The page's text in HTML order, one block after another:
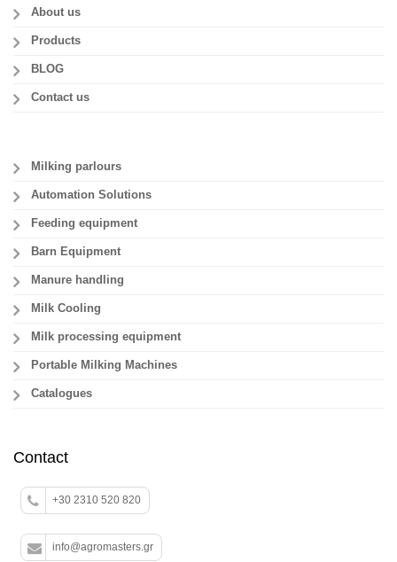
About us
Products
BLOG
Contact us
Milking parlours
Automation Solutions
Feeding equipment
Barn Equipment
Manure handling
Milk Cooling
Milk processing equipment
Portable Milking Machines
Catalogues
Contact
+30 2310 520 820
info@agromasters.gr